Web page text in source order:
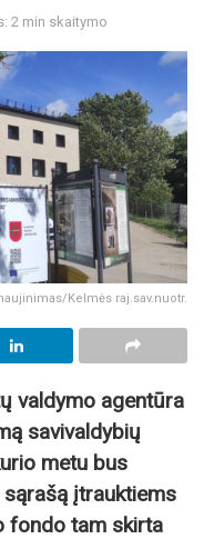
2 min skaitymo
Kelmės raj.sav.nuotr.
valdymo agentūra
savivaldybių
metu bus
įtrauktiems
fondo tam skirta